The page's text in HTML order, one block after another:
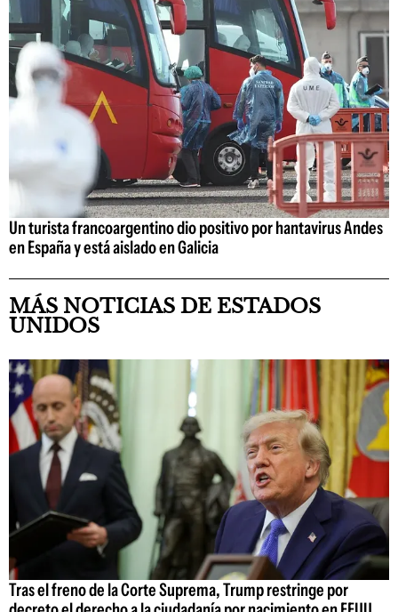
Un turista francoargentino dio positivo por hantavirus Andes
en España y está aislado en Galicia
MÁS NOTICIAS DE ESTADOS
UNIDOS
Tras el freno de la Corte Suprema, Trump restringe por